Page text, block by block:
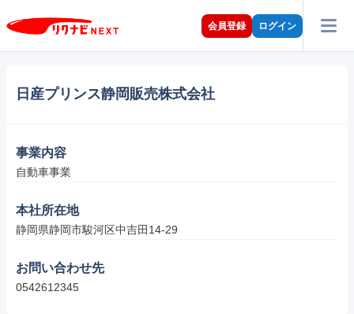
会員登録 ログイン
日産プリンス静岡販売株式会社
事業内容
自動車事業
本社所在地
静岡県静岡市駿河区中吉田14-29
お問い合わせ先
0542612345